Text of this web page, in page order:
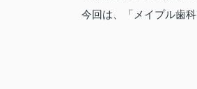
今回は、「メイプル歯